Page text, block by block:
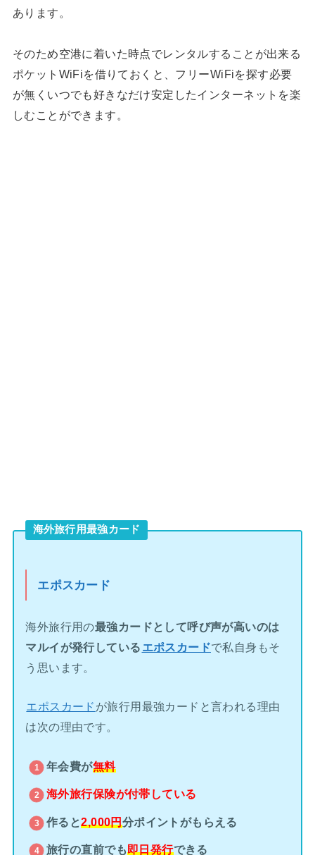
あります。
そのため空港に着いた時点でレンタルすることが出来る
ポケットWiFiを借りておくと、フリーWiFiを探す必要
が無くいつでも好きなだけ安定したインターネットを楽
しむことができます。
海外旅行用最強カード
エポスカード
海外旅行用の最強カードとして呼び声が高いのは
マルイが発行している エポスカードで私自身もそ
う思います。
エポスカード が旅行用最強カードと言われる理由
は次の理由です。
年会費が無料
海外旅行保険が付帯している
作ると2,000円分ポイントがもらえる
旅行の直前でも即日発行できる